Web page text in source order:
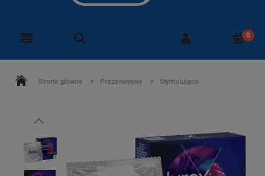
Strona główna > Prezerwatywy > Stymulujące